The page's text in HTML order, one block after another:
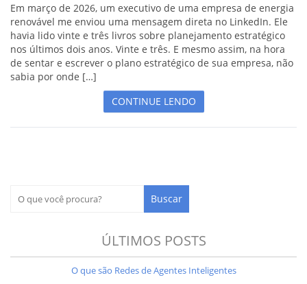
Em março de 2026, um executivo de uma empresa de energia
renovável me enviou uma mensagem direta no LinkedIn. Ele
havia lido vinte e três livros sobre planejamento estratégico
nos últimos dois anos. Vinte e três. E mesmo assim, na hora
de sentar e escrever o plano estratégico de sua empresa, não
sabia por onde […]
CONTINUE LENDO
ÚLTIMOS POSTS
O que são Redes de Agentes Inteligentes